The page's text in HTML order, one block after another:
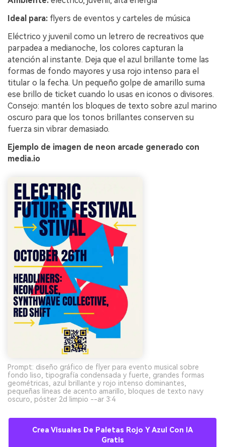
Ideal para: flyers de eventos y carteles de música
Eléctrico y juvenil como un letrero de recreativos que
parpadea a medianoche, los colores capturan la
atención al instante. Deja que el azul brillante tome las
formas de fondo mayores y usa rojo intenso para el
titular o la fecha. Un pequeño golpe de amarillo suma
ese brillo de ticket cuando lo usas en iconos o divisores.
Consejo: mantén los bloques de texto sobre azul marino
oscuro para que los tonos brillantes conserven su
fuerza sin vibrar demasiado.
Ejemplo de imagen de neon arcade generado con
media.io
Prompt: diseño gráfico de flyer para evento musical sobre
fondo liso, tipografía condensada y fuerte, grandes formas
geométricas, azul brillante y rojo intenso dominantes,
pequeñas líneas de acento amarillo, bloques de texto navy
oscuro, póster 2d limpio --ar 3:4
Crea Visuales De Paletas Rojo Y Azul Con IA
Gratis